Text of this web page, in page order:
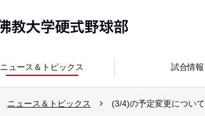
ニュース＆トピックス 試合情報
ニュース＆トピックス (3/4)の予定変更について